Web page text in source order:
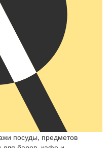
посуды, предметов